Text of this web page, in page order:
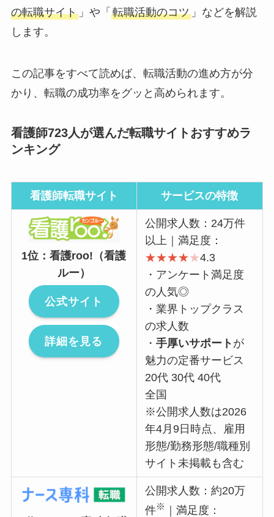
の転職サイト」や「 転職活動のコツ」などを解説
します。
この記事をすべて読めば、転職活動の進め方が分
かり、転職の成功率をグッと高められます。
看護師723人が選んだ転職サイトおすすめラ
ンキング
看護師転職サイト サービスの特徴
1位：看護roo!（看護
ルー）
公式サイト
詳細を見る
公開求人数：24万件
以上｜満足度：
★★★★★4.3
・アンケート満足度
の人気◎
・業界トップクラス
の求人数
・手厚いサポート が
魅力の定番サービス
20代 30代 40代
全国
※公開求人数は2026
年4月9日時点、雇用
形態/勤務形態/職種別
サイト未掲載も含む
公開求人数：約20万
件※
｜満足度：